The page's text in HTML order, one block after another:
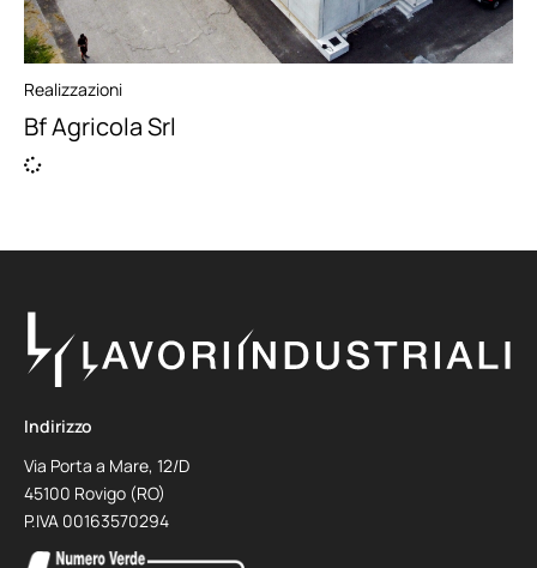
Realizzazioni
Bf Agricola Srl
Indirizzo
Via Porta a Mare, 12/D
45100 Rovigo (RO)
P.IVA 00163570294